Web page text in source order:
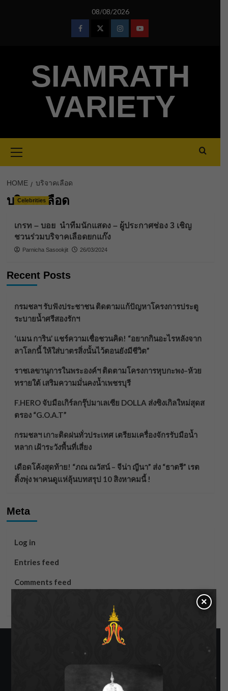
08/08/2026
FacebookTwitterInstagramYoutube
SIAMRATH
VARIETY
Menu
HOME บริจาคเลือด
บริจาคเลือด
Celebrities
เกรท – บอย นำทีมนักแสดง – ผู้ประกาศช่อง 3 เชิญ
ชวนร่วมบริจาคเลือดยกแก๊ง
Parnicha Sasookjit 26/03/2024
Recent Posts
กรมชลฯ รับฟังประชาชน ติดตามแก้ปัญหาโครงการประตู
ระบายน้ำศรีสองรักฯ
‘แมน การิน’ แชร์ความเชื่อชวนคิด! “อยากกินอะไรหลังจาก
ลาโลกนี้ ให้ใส่บาตรสิ่งนั้นไว้ตอนยังมีชีวิต”
ราชเลขานุการในพระองค์ฯ ติดตามโครงการหุบกะพง–ห้วย
ทรายใต้ เสริมความมั่นคงน้ำเพชรบุรี
F.HERO จับมือเกิร์ลกรุ๊ปมาเลเซีย DOLLA ส่งซิงเกิลใหม่สุดส
ตรอง “G.O.A.T”
กรมชลฯ เกาะติดฝนทั่วประเทศ เตรียมเครื่องจักรรับมือน้ำ
หลาก เฝ้าระวังพื้นที่เสี่ยง
เดือดโค้งสุดท้าย! “ภณ ณวัสน์ – จีน่า ญีนา” ส่ง “ธาตรี” เรต
ติ้งพุ่ง พาคนดูแห่ลุ้นบทสรุป 10 สิงหาคมนี้ !
Meta
Log in
Entries feed
Comments feed
×